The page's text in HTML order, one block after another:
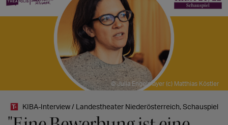
© Julia Engelmayer (c) Matthias Köstler
KIBA-Interview / Landestheater Niederösterreich, Schauspiel